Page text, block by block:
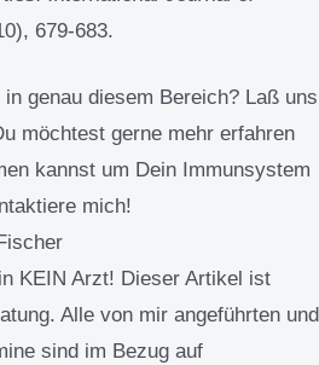
679-683.
genau diesem Bereich? Laß uns
möchtest gerne mehr erfahren
kannst um Dein Immunsystem
mich!
KEIN Arzt! Dieser Artikel ist
Alle von mir angeführten und
sind im Bezug auf